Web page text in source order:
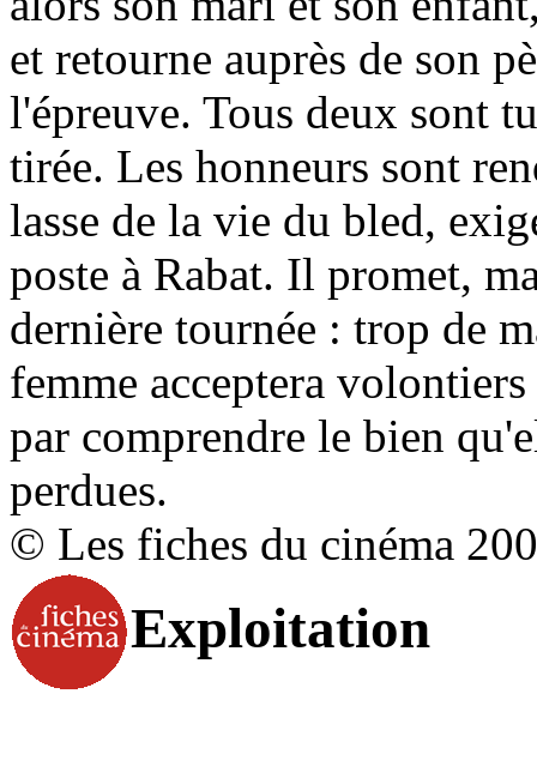
et retourne auprès de son
l'épreuve. Tous deux sont
tirée. Les honneurs sont
lasse de la vie du bled,
poste à Rabat. Il promet,
dernière tournée : trop de
femme acceptera
par comprendre le bien
perdues.
© Les fiches du cinéma
Exploitation